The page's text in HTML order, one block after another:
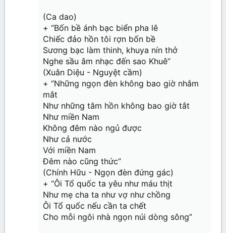
(Ca dao)
+ “Bốn bề ánh bạc biển pha lê
Chiếc đảo hồn tôi rợn bốn bề
Sương bạc làm thinh, khuya nín thở
Nghe sầu âm nhạc đến sao Khuê”
(Xuân Diệu - Nguyệt cầm)
+ “Những ngọn đèn không bao giờ nhắm
mắt
Như những tâm hồn không bao giờ tắt
Như miền Nam
Không đêm nào ngủ được
Như cả nước
Với miền Nam
Đêm nào cũng thức”
(Chính Hữu - Ngọn đèn đứng gác)
+ “Ôi Tổ quốc ta yêu như máu thịt
Như mẹ cha ta như vợ như chồng
Ôi Tổ quốc nếu cần ta chết
Cho mỗi ngôi nhà ngọn núi dòng sông”